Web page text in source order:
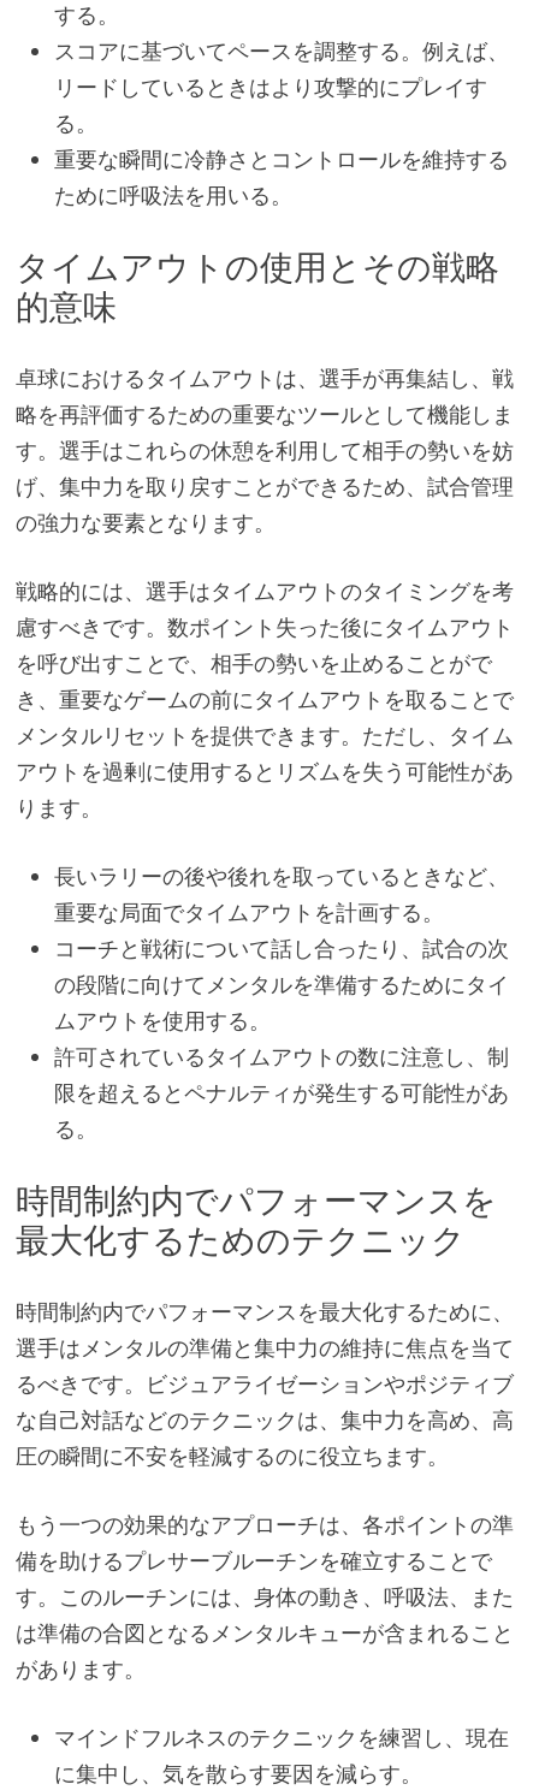
する。
スコアに基づいてペースを調整する。例えば、
リードしているときはより攻撃的にプレイす
る。
重要な瞬間に冷静さとコントロールを維持する
ために呼吸法を用いる。
タイムアウトの使用とその戦略
的意味
卓球におけるタイムアウトは、選手が再集結し、戦
略を再評価するための重要なツールとして機能しま
す。選手はこれらの休憩を利用して相手の勢いを妨
げ、集中力を取り戻すことができるため、試合管理
の強力な要素となります。
戦略的には、選手はタイムアウトのタイミングを考
慮すべきです。数ポイント失った後にタイムアウト
を呼び出すことで、相手の勢いを止めることがで
き、重要なゲームの前にタイムアウトを取ることで
メンタルリセットを提供できます。ただし、タイム
アウトを過剰に使用するとリズムを失う可能性があ
ります。
長いラリーの後や後れを取っているときなど、
重要な局面でタイムアウトを計画する。
コーチと戦術について話し合ったり、試合の次
の段階に向けてメンタルを準備するためにタイ
ムアウトを使用する。
許可されているタイムアウトの数に注意し、制
限を超えるとペナルティが発生する可能性があ
る。
時間制約内でパフォーマンスを
最大化するためのテクニック
時間制約内でパフォーマンスを最大化するために、
選手はメンタルの準備と集中力の維持に焦点を当て
るべきです。ビジュアライゼーションやポジティブ
な自己対話などのテクニックは、集中力を高め、高
圧の瞬間に不安を軽減するのに役立ちます。
もう一つの効果的なアプローチは、各ポイントの準
備を助けるプレサーブルーチンを確立することで
す。このルーチンには、身体の動き、呼吸法、また
は準備の合図となるメンタルキューが含まれること
があります。
マインドフルネスのテクニックを練習し、現在
に集中し、気を散らす要因を減らす。